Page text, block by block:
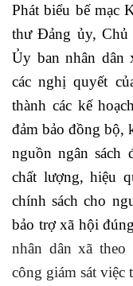
Phát biểu bế mạc
thư Đảng ủy,
Ủy ban nhân dân
các nghị quyết
thành các kế
đảm bảo đồng bộ,
nguồn ngân sách
chất lượng, hiệu
chính sách cho
bảo trợ xã hội
nhân dân xã
công giám sát việc